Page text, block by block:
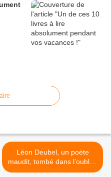
Léon Deubel, un poète
maudit, tombé dans l’oubli...
>